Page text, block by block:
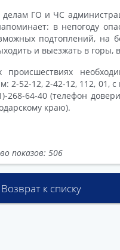
ГО и ЧС
в непогоду
подтоплений, на
и выезжать в горы,
2-52-12, 2-42-12, 112, 01, с
268-64-40 (телефон
краю).
показов: 506
Возврат к списку